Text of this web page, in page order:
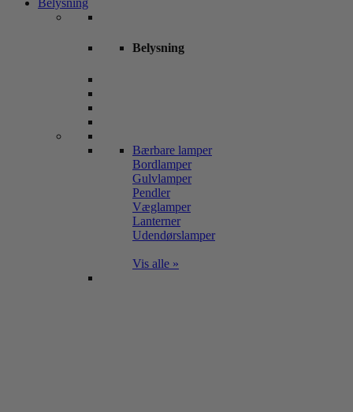
Belysning
Belysning
Bærbare lamper
Bordlamper
Gulvlamper
Pendler
Væglamper
Lanterner
Udendørslamper
Vis alle »